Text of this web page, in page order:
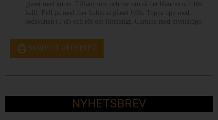
glaset med kubis. Tillsätt rom och rör om så det blandas och blir
kallt. Fyll på med mer kubis så glaset fylls. Toppa upp med
sodavatten (5 cl) och rör om försiktigt. Garnera med myntatopp.
SKRIV UT RECEPTET
NYHETSBREV